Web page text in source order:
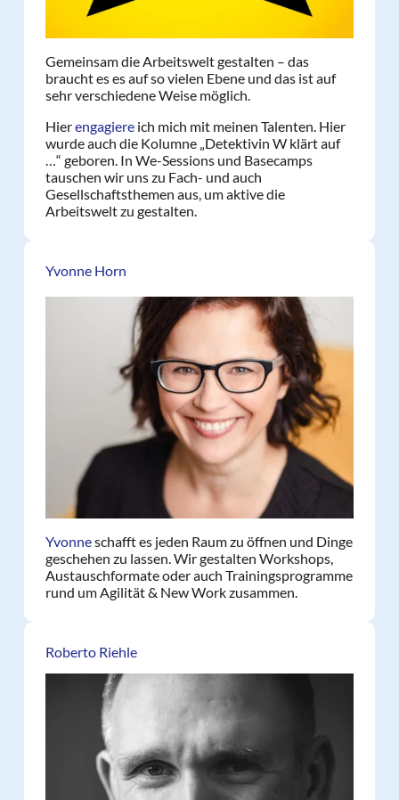
Gemeinsam die Arbeitswelt gestalten – das
braucht es es auf so vielen Ebene und das ist auf
sehr verschiedene Weise möglich.
Hierengagiereich mich mit meinen Talenten. Hier
wurde auch die Kolumne „Detektivin W klärt auf
…“ geboren. In We-Sessions und Basecamps
tauschen wir uns zu Fach- und auch
Gesellschaftsthemen aus, um aktive die
Arbeitswelt zu gestalten.
Yvonne Horn
Yvonneschafft es jeden Raum zu öffnen und Dinge
geschehen zu lassen. Wir gestalten Workshops,
Austauschformate oder auch Trainingsprogramme
rund um Agilität & New Work zusammen.
Roberto Riehle